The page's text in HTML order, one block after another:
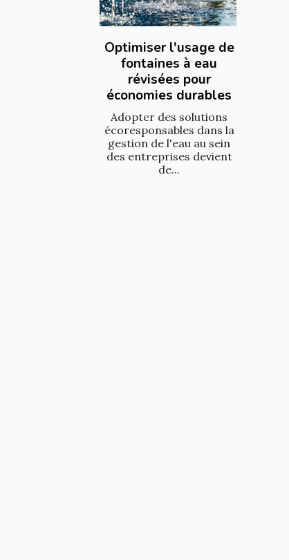
Optimiser l'usage de
fontaines à eau
révisées pour
économies durables
Adopter des solutions
écoresponsables dans la
gestion de l'eau au sein
des entreprises devient
de...